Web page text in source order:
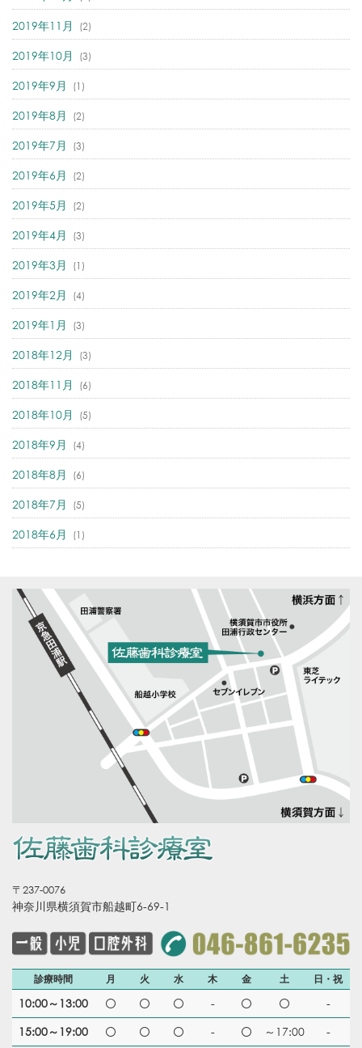
2019年11月 (2)
2019年10月 (3)
2019年9月 (1)
2019年8月 (2)
2019年7月 (3)
2019年6月 (2)
2019年5月 (2)
2019年4月 (3)
2019年3月 (1)
2019年2月 (4)
2019年1月 (3)
2018年12月 (3)
2018年11月 (6)
2018年10月 (5)
2018年9月 (4)
2018年8月 (6)
2018年7月 (5)
2018年6月 (1)
〒237-0076
神奈川県横須賀市船越町6-69-1
診療時間 月 火 水 木 金 土 日・祝
10:00～13:00 -
-
15:00～19:00
- ～17:00 -